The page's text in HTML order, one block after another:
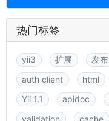
热门标签
yii3 扩展 发布
auth client
html
Yii 1.1
apidoc
validation
cache